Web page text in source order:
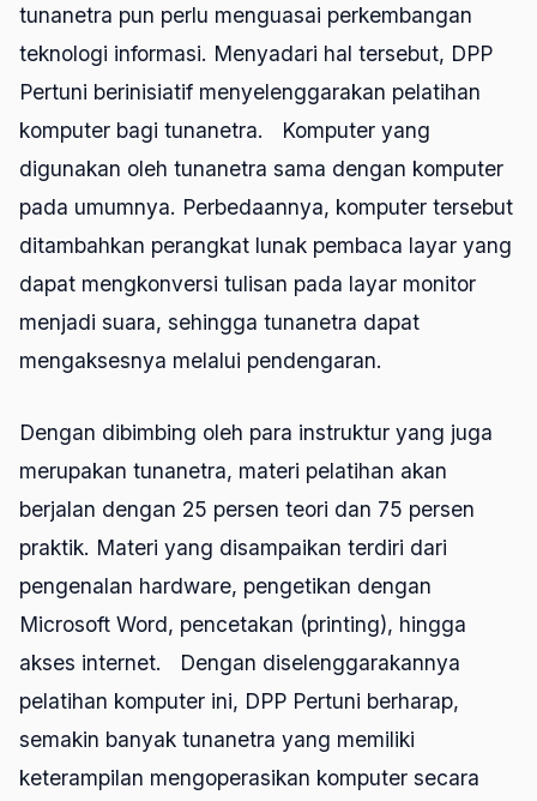
tunanetra pun perlu menguasai perkembangan
teknologi informasi. Menyadari hal tersebut, DPP
Pertuni berinisiatif menyelenggarakan pelatihan
komputer bagi tunanetra. Komputer yang
digunakan oleh tunanetra sama dengan komputer
pada umumnya. Perbedaannya, komputer tersebut
ditambahkan perangkat lunak pembaca layar yang
dapat mengkonversi tulisan pada layar monitor
menjadi suara, sehingga tunanetra dapat
mengaksesnya melalui pendengaran.
Dengan dibimbing oleh para instruktur yang juga
merupakan tunanetra, materi pelatihan akan
berjalan dengan 25 persen teori dan 75 persen
praktik. Materi yang disampaikan terdiri dari
pengenalan hardware, pengetikan dengan
Microsoft Word, pencetakan (printing), hingga
akses internet. Dengan diselenggarakannya
pelatihan komputer ini, DPP Pertuni berharap,
semakin banyak tunanetra yang memiliki
keterampilan mengoperasikan komputer secara